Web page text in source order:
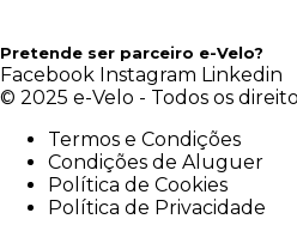
Pretende ser parceiro e-Velo?
Facebook Instagram Linkedin
© 2025 e-Velo - Todos os
Termos e Condições
Condições de Aluguer
Política de Cookies
Política de Privacidade